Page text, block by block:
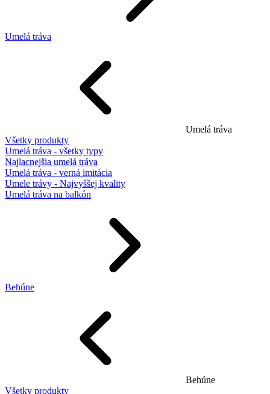
Umelá tráva
Umelá tráva
Všetky produkty
Umelá tráva - všetky typy
Najlacnejšia umelá tráva
Umelá tráva - verná imitácia
Umele trávy - Najvyššej kvality
Umelá tráva na balkón
Behúne
Behúne
Všetky produkty